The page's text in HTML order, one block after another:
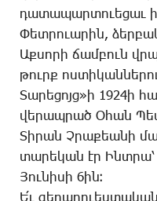
դա­տա­պար­տո­ւե­ցաւ
­Փետ­րո­ւա­րին,
Աք­սո­րի ճամ­բուն
թուրք
­Տա­րե­ցոյց»ի 1924ի
վե­րապ­րած Օ­հան
­Տի­րան Չ­րա­քեա­նի
տա­րե­կան էր
­Յու­նի­սի 6ին։
Ե՛ւ